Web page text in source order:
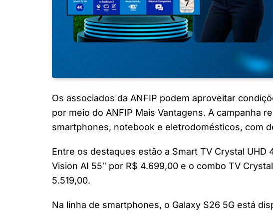
Os associados da ANFIP podem aproveitar
por meio do ANFIP Mais Vantagens. A campanha
smartphones, notebook e eletrodomésticos, com
Entre os destaques estão a Smart TV Crystal UHD
Vision AI 55″ por R$ 4.699,00 e o combo TV
5.519,00.
Na linha de smartphones, o Galaxy S26 5G está